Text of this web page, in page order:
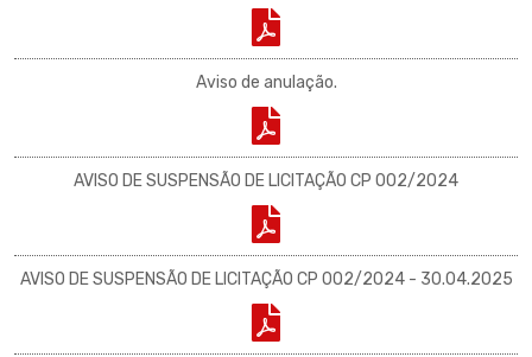
Aviso de anulação.
AVISO DE SUSPENSÃO DE LICITAÇÃO CP 002/2024
AVISO DE SUSPENSÃO DE LICITAÇÃO CP 002/2024 - 30.04.2025